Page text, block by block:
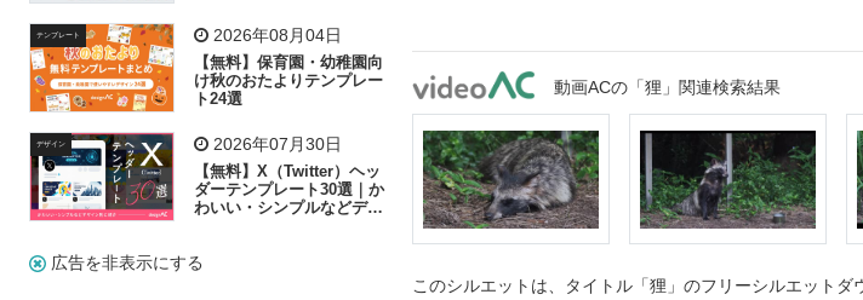
テンプレート 2026年08月04日
【無料】保育園・幼稚園向
け秋のおたよりテンプレー
ト24選
デザイン 2026年07月30日
【無料】X（Twitter）ヘッ
ダーテンプレート30選｜か
わいい・シンプルなどデザ
広告を非表示にする
動画ACの「狸」関連検索結果
このシルエットは、タイトル「狸」のフリーシルエット